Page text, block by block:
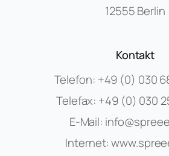
12555 Berlin
Kontakt
Telefon: +49 (0) 030
Telefax: +49 (0) 030
E-Mail:
Internet: